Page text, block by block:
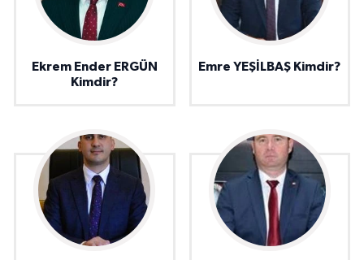
Ekrem Ender ERGÜN
Kimdir?
Emre YEŞİLBAŞ Kimdir?